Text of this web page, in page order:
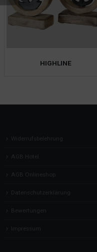
HIGHLINE
Widerrufsbelehrung
AGB Hotel
AGB Onlineshop
Datenschutzerklärung
Bewertungen
Impressum